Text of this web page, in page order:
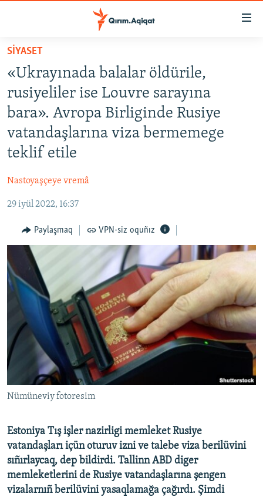
Esas
qaytmaq
Baş
navigatsiyağa
qaytmaq
Qıdıruvğa
qaytmaq
HABERLER
İQTİSADİYAT
CEMİYET
MEDENİYET
VİDEO
SÜRET
BLOGLAR
FİKİR
Русский
Українською
QOŞULIÑIZ!
RFE/RS bütün saytları
SİYASET
«Ukrayınada balalar öldürile,
rusiyeliler ise Louvre sarayına
bara». Avropa Birliginde Rusiye
vatandaşlarına viza bermemege
teklif etile
Nastoyaşçeye vremâ
29 iyül 2022, 16:37
Paylaşmaq VPN-siz oquñız
Nümüneviy fotoresim
Estoniya Tış işler nazirligi memleket Rusiye
vatandaşları içün oturuv izni ve talebe viza berilüvini
sıñırlaycaq, dep bildirdi. Tallinn ABD diger
memleketlerini de Rusiye vatandaşlarına şengen
vizalarnıñ berilüvini yasaqlamağa çağırdı. Şimdi